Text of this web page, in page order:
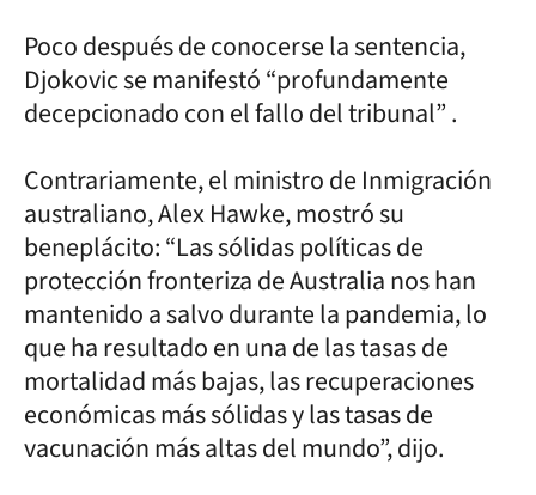
Poco después de conocerse la sentencia,
Djokovic se manifestó “profundamente
decepcionado con el fallo del tribunal” .
Contrariamente, el ministro de Inmigración
australiano, Alex Hawke, mostró su
beneplácito: “Las sólidas políticas de
protección fronteriza de Australia nos han
mantenido a salvo durante la pandemia, lo
que ha resultado en una de las tasas de
mortalidad más bajas, las recuperaciones
económicas más sólidas y las tasas de
vacunación más altas del mundo”, dijo.